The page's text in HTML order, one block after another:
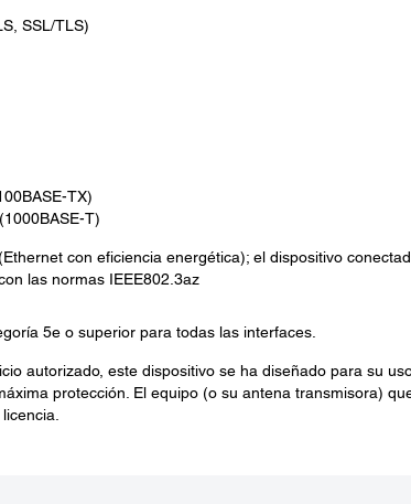
SSL/TLS)
TX)
T)
con eficiencia energética); el dispositivo
las normas IEEE802.3az
5e o superior para todas las interfaces.
autorizado, este dispositivo se ha diseñado para su
protección. El equipo (o su antena transmisora)